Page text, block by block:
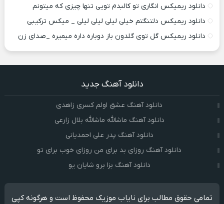
دانلود ریمیکس انگاری تو کالبدم تویی تنها چیزی که میتونم
دانلود ریمیکس دلتنگتم خیلی لیلی لیلی لیلی _ میکس ترکیبی
دانلود ریمیکس گل توی گلدون باز دوباره داره میمیره _صدای زن
دانلود آهنگ جدید
دانلود آهنگ عشق اولم کسری زاهدی
دانلود آهنگ ماشالله ماشالله بلال زارعی
دانلود آهنگ پدر علی احمدیانی
دانلود آهنگ روزای بد برای من روزای خوب برای تو
دانلود آهنگ بزا برو شایان یو
تمامی حقوق مطالب برای نایاب موزیک محفوظ است و هرگونه کپی